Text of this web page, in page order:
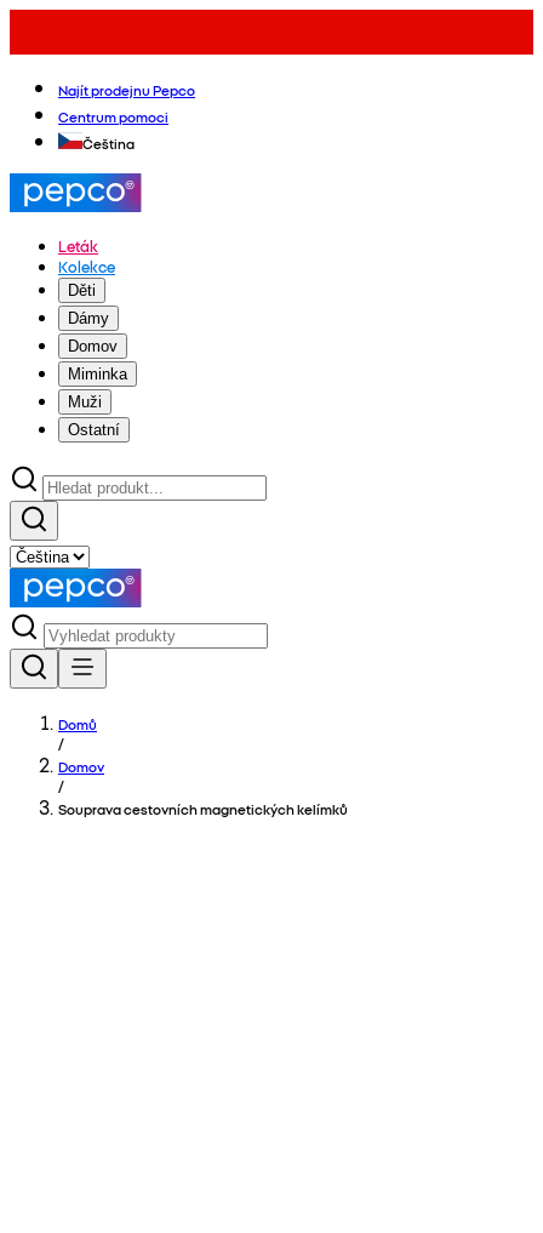
Najít prodejnu Pepco
Centrum pomoci
Čeština
Leták
Kolekce
Děti
Dámy
Domov
Miminka
Muži
Ostatní
Domů
/
Domov
/
Souprava cestovních magnetických kelímků